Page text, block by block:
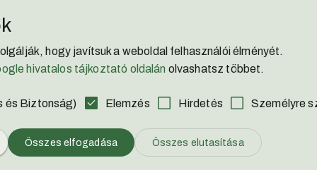
YouTube
Adatvédelmi Nyilatkozat
Akadálymentesítési
© Minden jog fenntartva. Az oldal Zalaszántó Község tulajdona.
hogy javítsuk a weboldal felhasználói élményét.
hivatalos tájkoztató oldalán olvashatsz többet.
és Biztonság) Elemzés Hirdetés Személyre
Összes elfogadása Összes elutasítása